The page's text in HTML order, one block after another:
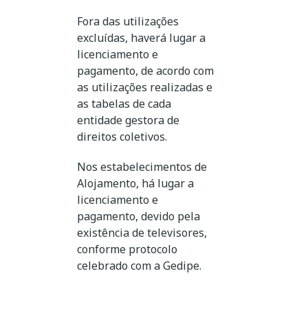
Fora das utilizações
excluídas, haverá lugar a
licenciamento e
pagamento, de acordo com
as utilizações realizadas e
as tabelas de cada
entidade gestora de
direitos coletivos.
Nos estabelecimentos de
Alojamento, há lugar a
licenciamento e
pagamento, devido pela
existência de televisores,
conforme protocolo
celebrado com a Gedipe.